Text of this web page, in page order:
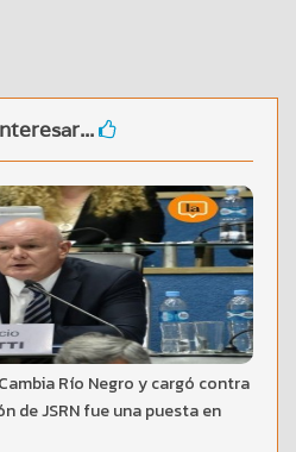
Río Negro y cargó contra
de JSRN fue una puesta en